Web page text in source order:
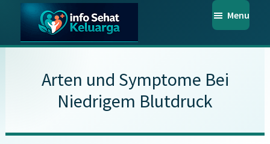
main
primary
footerInfo
Keluarga
Temukan
Informasi
Kesehatan
Keluarga
Menu
Arten und Symptome Bei
Niedrigem Blutdruck